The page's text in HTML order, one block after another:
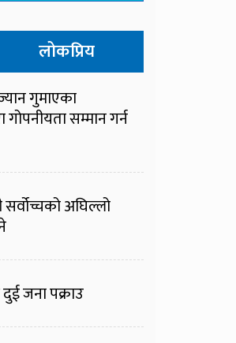
लोकप्रिय
गुमाएका
गोपनीयता सम्मान गर्न
अघिल्लो
जना पक्राउ